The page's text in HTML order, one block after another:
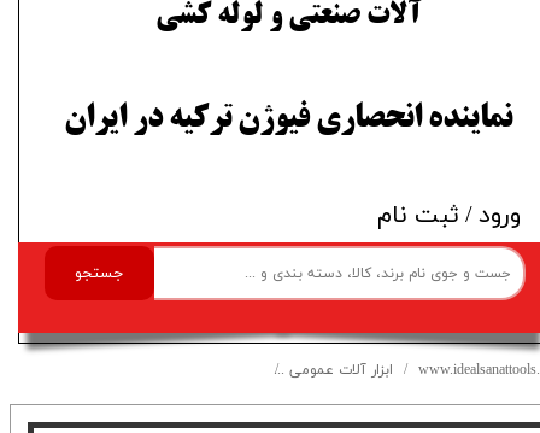
جستجو
آلات صنعتی و لوله کشی
​نماینده انحصاری فیوژن ترکیه در ایران
ورود/ ثبت نام
ابزار آلات عمومی